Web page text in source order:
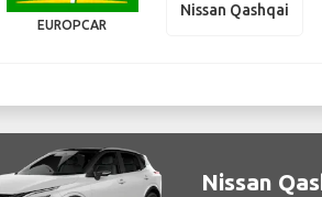
EUROPCAR
Nissan Qashqai
Nissan